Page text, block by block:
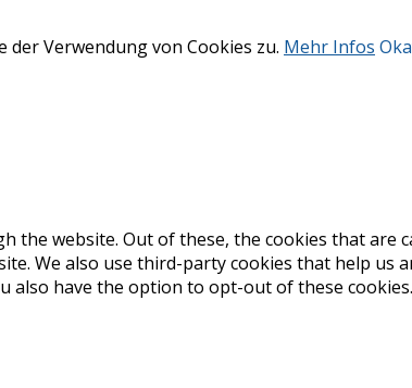
der Verwendung von Cookies zu. Mehr Infos
website. Out of these, the cookies that are
We also use third-party cookies that help us
also have the option to opt-out of these